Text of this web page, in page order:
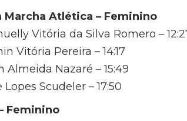
Atlética – Feminino
Vitória da Silva Romero –
Vitória Pereira – 14:17
Almeida Nazaré – 15:49
Lopes Scudeler – 17:50
Feminino